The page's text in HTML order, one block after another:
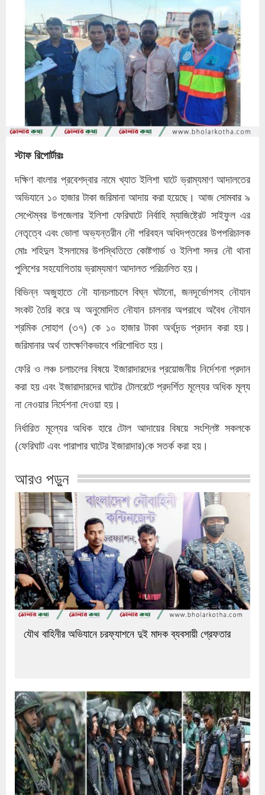
স্টাফ রিপোর্টারঃ
দক্ষিণ বাংলার প্রবেশদ্বার নামে খ্যাত ইলিশা ঘাটে ভ্রাম্যমাণ আদালতের
অভিযানে ১০ হাজার টাকা জরিমানা আদায় করা হয়েছে। আজ সোমবার ৯
সেপ্টেম্বর উপজেলার ইলিশা ফেরিঘাটে নির্বাহি ম্যাজিষ্ট্রেট সাইফুল এর
নেতৃত্বে এবং ভোলা অভ্যন্তরীন নৌ পরিবহন অধিদপ্তরের উপপরিচালক
মোঃ শহিদুল ইসলামের উপস্থিতিতে কোষ্টগার্ড ও ইলিশা সদর নৌ থানা
পুলিশের সহযোগিতায় ভ্রাম্যমাণ আদালত পরিচালিত হয়।
বিভিন্ন অজুহাতে নৌ যানচলাচলে বিঘ্ন ঘটানো, জনদূর্ভোগসহ নৌযান
সংকট তৈরি করে অ অনুমোদিত নৌযান চালনার অপরাধে অবৈধ নৌযান
শ্রমিক সোহাগ (৩৭) কে ১০ হাজার টাকা অর্থদন্ড প্রদান করা হয়।
জরিমানার অর্থ তাৎক্ষণিকভাবে পরিশোধিত হয়।
ফেরি ও লঞ্চ চলাচলের বিষয়ে ইজারাদারদের প্রয়োজনীয় নির্দেশনা প্রদান
করা হয় এবং ইজারাদারদের ঘাটের টোলরেটে প্রদর্শিত মূল্যের অধিক মূল্য
না নেওয়ার নির্দেশনা দেওয়া হয়।
নির্ধারিত মূল্যের অধিক হারে টোল আদায়ের বিষয়ে সংশ্লিষ্ট সকলকে
(ফেরিঘাট এবং পারাপার ঘাটের ইজারাদার)কে সতর্ক করা হয়।
আরও পড়ুন
যৌথ বাহিনীর অভিযানে চরফ্যাশনে দুই মাদক ব্যবসায়ী গ্রেফতার